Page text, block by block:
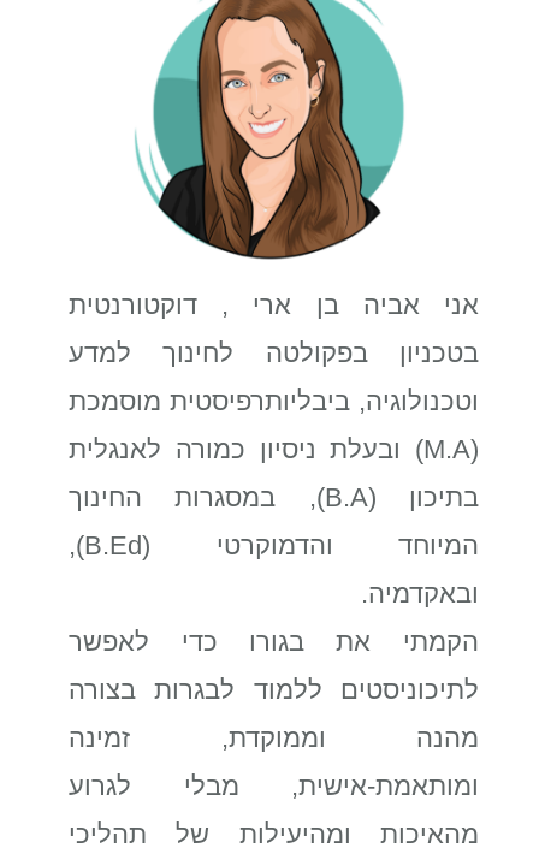
אני אביה בן ארי , דוקטורנטית
בטכניון בפקולטה לחינוך למדע
וטכנולוגיה, ביבליותרפיסטית מוסמכת
(M.A) ובעלת ניסיון כמורה לאנגלית
בתיכון (B.A), במסגרות החינוך
המיוחד והדמוקרטי (B.Ed),
ובאקדמיה.
הקמתי את בגורו כדי לאפשר
לתיכוניסטים ללמוד לבגרות בצורה
מהנה וממוקדת, זמינה
ומותאמת-אישית, מבלי לגרוע
מהאיכות ומהיעילות של תהליכי